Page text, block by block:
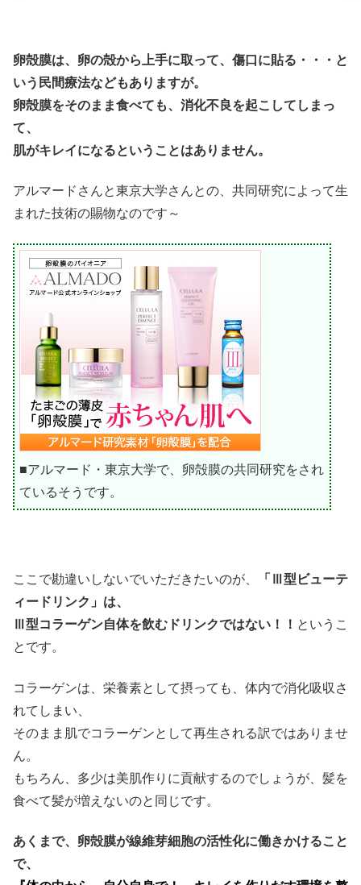
卵殻膜は、卵の殻から上手に取って、傷口に貼る・・・と
いう民間療法などもありますが。
卵殻膜をそのまま食べても、消化不良を起こしてしまっ
て、
肌がキレイになるということはありません。
アルマードさんと東京大学さんとの、共同研究によって生
まれた技術の賜物なのです～
■アルマード・東京大学で、卵殻膜の共同研究をされ
ているそうです。
ここで勘違いしないでいただきたいのが、
「Ⅲ型ビューテ
ィードリンク」は、
Ⅲ型コラーゲン自体を飲むドリンクではない！！ というこ
とです。
コラーゲンは、栄養素として摂っても、体内で消化吸収さ
れてしまい、
そのまま肌でコラーゲンとして再生される訳ではありませ
ん。
もちろん、多少は美肌作りに貢献するのでしょうが、髪を
食べて髪が増えないのと同じです。
あくまで、卵殻膜が線維芽細胞の活性化に働きかけること
で、